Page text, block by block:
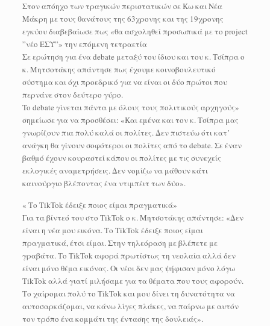
Στον απόηχο των τραγικών περιστατικών σε Κω και Νέα
Μάκρη με τους θανάτους της 63χρονης και της 19χρονης
εγκύου διαβεβαίωσε πως «θα ασχοληθεί προσωπικά με το project
”νέο ΕΣΥ”» την επόμενη τετραετία
Σε ερώτηση για ένα debate μεταξύ του ίδιου και του κ. Τσίπρα ο
κ. Μητσοτάκης απάντησε πως έχουμε κοινοβουλευτικό
σύστημα και όχι προεδρικό για να είναι οι δύο πρώτοι που
περνάνε στον δεύτερο γύρο.
To debate γίνεται πάντα με όλους τους πολιτικούς αρχηγούς»
σημείωσε για να προσθέσει: «Και εμένα και τον κ. Τσίπρα μας
γνωρίζουν πια πολύ καλά οι πολίτες. Δεν πιστεύω ότι κατ’
ανάγκη θα γίνουν σοφότεροι οι πολίτες από το debate. Σε έναν
βαθμό έχουν κουραστεί κάπου οι πολίτες με τις συνεχείς
εκλογικές αναμετρήσεις. Δεν νομίζω να μάθουν κάτι
καινούργιο βλέποντας ένα ντιμπέιτ των δύο».
« Το TikTok έδειξε ποιος είμαι πραγματικά»
Για τα βίντεό του στο TikTok ο κ. Μητσοτάκης απάντησε: «Δεν
είναι η νέα μου εικόνα. Το TikTok έδειξε ποιος είμαι
πραγματικά, έτσι είμαι. Στην τηλεόραση με βλέπετε με
γραβάτα. Το TikTok αφορά πρωτίστως τη νεολαία αλλά δεν
είναι μόνο θέμα εικόνας. Οι νέοι δεν μας ψήφισαν μόνο λόγω
TikTok αλλά γιατί μιλήσαμε για τα θέματα που τους αφορούν.
Το χαίρομαι πολύ το TikTok και μου δίνει τη δυνατότητα να
αυτοσαρκάζομαι, να κάνω λίγες πλάκες, να παίρνω με αυτόν
τον τρόπο ένα κομμάτι της έντασης της δουλειάς».